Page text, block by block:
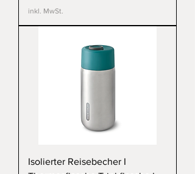
inkl. MwSt.
Isolierter Reisebecher I